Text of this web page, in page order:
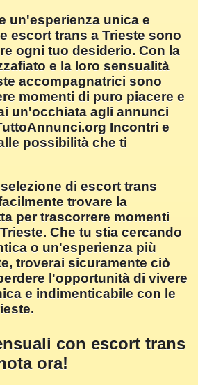
un'esperienza unica e
escort trans a Trieste sono
ogni tuo desiderio. Con la
e la loro sensualità
accompagnatrici sono
momenti di puro piacere e
un'occhiata agli annunci
Incontri e
possibilità che ti
di escort trans
trovare la
per trascorrere momenti
Che tu stia cercando
o un'esperienza più
troverai sicuramente ciò
l'opportunità di vivere
e indimenticabile con le
con escort trans
ora!